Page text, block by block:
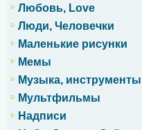
Любовь, Love
Люди, Человечки
Маленькие рисунки
Мемы
Музыка, инструменты
Мультфильмы
Надписи